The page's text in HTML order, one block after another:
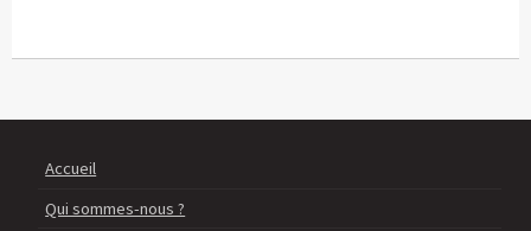
Accueil
Qui sommes-nous ?